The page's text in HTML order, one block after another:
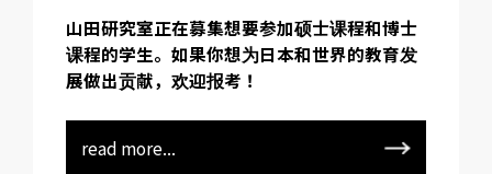
山田研究室正在募集想要参加硕士课程和博士
课程的学生。如果你想为日本和世界的教育发
展做出贡献，欢迎报考！
read more...